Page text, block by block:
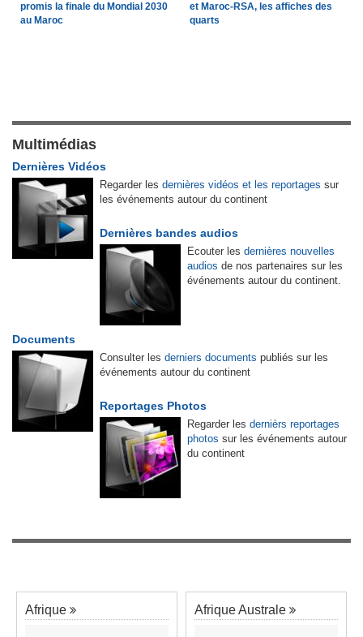
promis la finale du Mondial 2030
au Maroc
et Maroc-RSA, les affiches des
quarts
Multimédias
Dernières Vidéos
Regarder les dernières vidéos et les reportages sur
les événements autour du continent
Dernières bandes audios
Ecouter les dernières nouvelles
audios de nos partenaires sur les
événements autour du continent.
Documents
Consulter les derniers documents publiés sur les
événements autour du continent
Reportages Photos
Regarder les dernièrs reportages
photos sur les événements autour
du continent
Afrique Afrique Australe